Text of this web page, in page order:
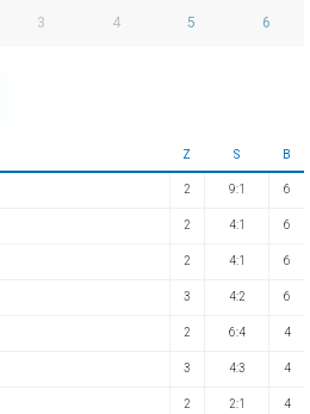
3 4 5 6
Z S B
2 9:1 6
2 4:1 6
2 4:1 6
3 4:2 6
2 6:4 4
3 4:3 4
2 2:1 4